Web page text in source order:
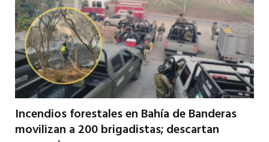
Incendios forestales en Bahía de Banderas
movilizan a 200 brigadistas; descartan